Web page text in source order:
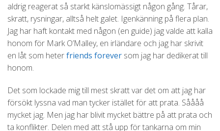
aldrig reagerat så starkt känslomässigt någon gång. Tårar,
skratt, rysningar, alltså helt galet. Igenkänning på flera plan.
Jag har haft kontakt med någon (en guide) jag valde att kalla
honom för Mark O’Malley, en irländare och jag har skrivit
en låt som heterfriends forever som jag har dedikerat till
honom.
Det som lockade mig till mest skratt var det om att jag har
försökt lyssna vad man tycker istället för att prata. Såååå
mycket jag. Men jag har blivit mycket bättre på att prata och
ta konflikter. Delen med att stå upp för tankarna om min